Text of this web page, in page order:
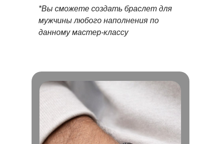
*Вы сможете создать браслет для
мужчины любого наполнения по
данному мастер-классу